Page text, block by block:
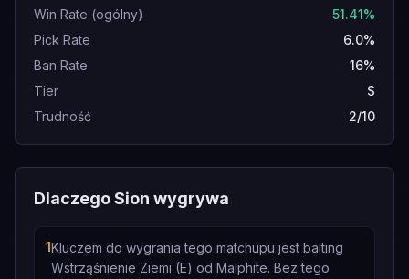
Win Rate (ogólny)
51.41%
Pick Rate
6.0%
Ban Rate
16%
Tier
S
Trudność
2/10
Dlaczego Sion wygrywa
1Kluczem do wygrania tego matchupu jest baiting
Wstrząśnienie Ziemi (E) od Malphite. Bez tego